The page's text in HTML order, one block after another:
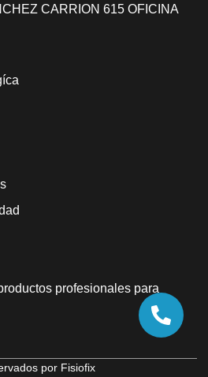
CARRION 615 OFICINA
profesionales para
por Fisiofix